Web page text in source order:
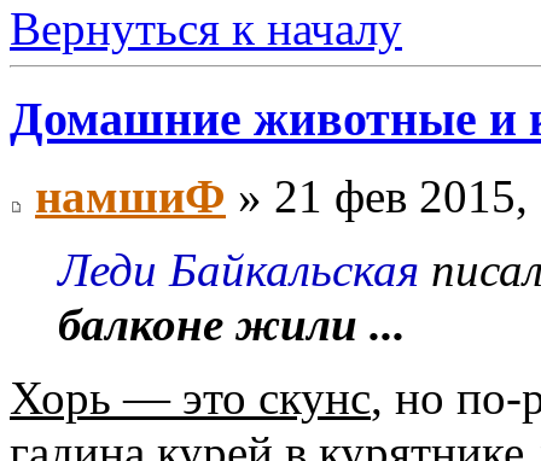
Вернуться к началу
Домашние животные и
намшиФ » 21 фев
Леди Байкальская
балконе жили ...
Хорь — это скунс, но по-